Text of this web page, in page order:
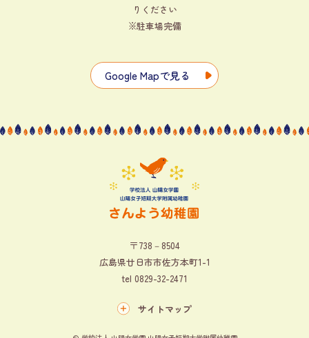
りください
※駐車場完備
Google Mapで見る
〒738－8504
広島県廿日市市佐方本町1-1
tel 0829-32-2471
サイトマップ